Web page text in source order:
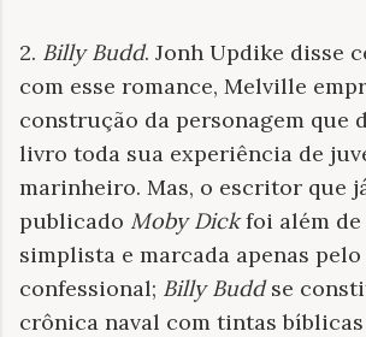
2. Billy Budd. Jonh Updike disse
com esse romance, Melville
construção da personagem que
livro toda sua experiência de
marinheiro. Mas, o escritor que
publicado Moby Dickfoi além
simplista e marcada apenas
confessional; Billy Buddse
crônica naval com tintas